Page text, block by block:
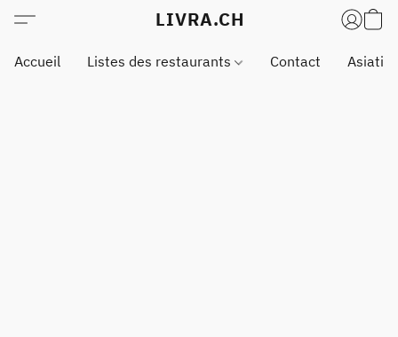
LIVRA.CH
Accueil Listes des restaurants Contact